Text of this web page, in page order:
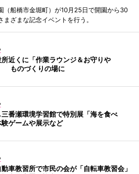
（船橋市金堀町）が10月25日で開園から30
ざまな記念イベントを行う。
近くに「作業ラウンジ＆お守りや
ものづくりの場に
番瀬環境学習館で特別展「海を食べ
ゲームや展示など
車教習所で市民の会が「自転車教習会」